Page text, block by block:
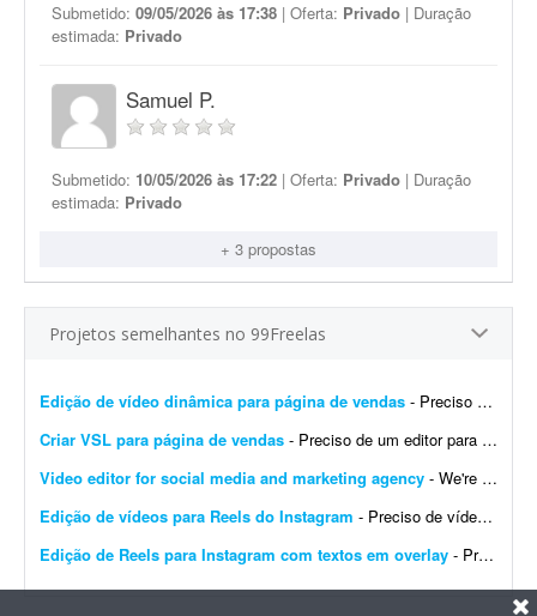
Submetido: 09/05/2026 às 17:38 | Oferta: Privado | Duração
estimada: Privado
Samuel P.
Submetido: 10/05/2026 às 17:22 | Oferta: Privado | Duração
estimada: Privado
+ 3 propostas
Projetos semelhantes no 99Freelas
Edição de vídeo dinâmica para página de vendas - Preciso de um editor de vídeo para realizar uma edição dinâmica de um vídeo destinado a uma página de vendas. O vídeo precisa ser bem editado, com &...
Criar VSL para página de vendas - Preciso de um editor para criar uma VSL bem dinâmica para uma página de vendas. O objetivo é chamar a atenção do lead e gerar muitas conversões.
Video editor for social media and marketing agency - We're looking for a video editor who can take raw footage - or a blank canvas - and turn it into content that stops the scroll. The work spans both sides of the craft: editing and refining ra...
Edição de vídeos para Reels do Instagram - Preciso de vídeos curtos para Reels do Instagram, com textos e cortes que mostrem toda a produtividade do meu nicho: fotos, ímãs e bottons personalizados.
Edição de Reels para Instagram com textos em overlay - Preciso de edição de Reels para Instagram com vídeos curtos e dinâmicos, contendo textos sobre o processo de produção. Meu nicho é trabalhar com foto...